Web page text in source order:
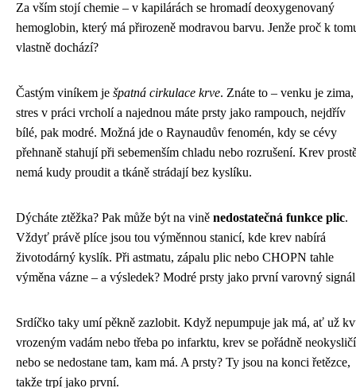
Za vším stojí chemie – v kapilárách se hromadí deoxygenovaný
hemoglobin, který má přirozeně modravou barvu. Jenže proč k
vlastně dochází?
Častým viníkem je špatná cirkulace krve. Znáte to – venku je zima,
stres v práci vrcholí a najednou máte prsty jako rampouch, nejdřív
bílé, pak modré. Možná jde o Raynaudův fenomén, kdy se cévy
přehnaně stahují při sebemenším chladu nebo rozrušení. Krev
nemá kudy proudit a tkáně strádají bez kyslíku.
Dýcháte ztěžka? Pak může být na vině nedostatečná funkce plic.
Vždyť právě plíce jsou tou výměnnou stanicí, kde krev nabírá
životodárný kyslík. Při astmatu, zápalu plic nebo CHOPN tahle
výměna vázne – a výsledek? Modré prsty jako první varovný
Srdíčko taky umí pěkně zazlobit. Když nepumpuje jak má, ať už
vrozeným vadám nebo třeba po infarktu, krev se pořádně neokysličí
nebo se nedostane tam, kam má. A prsty? Ty jsou na konci řetězce,
takže trpí jako první.